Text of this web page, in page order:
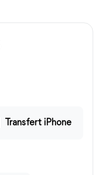
Transfert iPhone